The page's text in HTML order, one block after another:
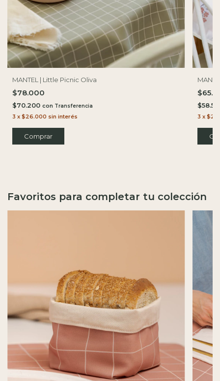
MANTEL | Little Picnic Oliva
$78.000
$70.200 con
3 x $26.000 sin interés
Comprar
3 x
Favoritos para completar tu colección